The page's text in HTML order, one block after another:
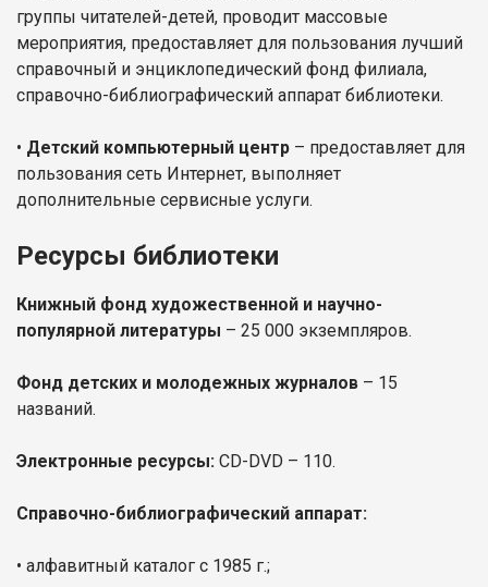
группы читателей-детей, проводит массовые
мероприятия, предоставляет для пользования лучший
справочный и энциклопедический фонд филиала,
справочно-библиографический аппарат библиотеки.
• Детский компьютерный центр – предоставляет для
пользования сеть Интернет, выполняет
дополнительные сервисные услуги.
Ресурсы библиотеки
Книжный фонд художественной и научно-
популярной литературы – 25 000 экземпляров.
Фонд детских и молодежных журналов – 15
названий.
Электронные ресурсы: CD-DVD – 110.
Справочно-библиографический аппарат:
• алфавитный каталог с 1985 г.;